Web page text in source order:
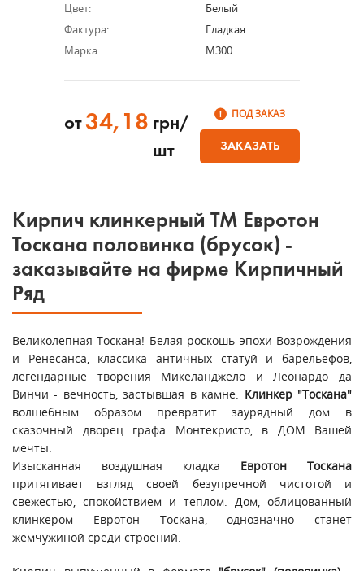
Цвет:
Белый
Фактура:
Гладкая
Марка
М300
от34,18 грн/
шт
ПОД ЗАКАЗ
ЗАКАЗАТЬ
Кирпич клинкерный ТМ Евротон
Тоскана половинка (брусок) -
заказывайте на фирме Кирпичный
Ряд
Великолепная Тоскана! Белая роскошь эпохи Возрождения
и Ренесанса, классика античных статуй и барельефов,
легендарные творения Микеланджело и Леонардо да
Винчи - вечность, застывшая в камне. Клинкер "Тоскана"
волшебным образом превратит заурядный дом в
сказочный дворец графа Монтекристо, в ДОМ Вашей
мечты.
Изысканная воздушная кладка Евротон Тоскана
притягивает взгляд своей безупречной чистотой и
свежестью, спокойствием и теплом. Дом, облицованный
клинкером Евротон Тоскана, однозначно станет
жемчужиной среди строений.